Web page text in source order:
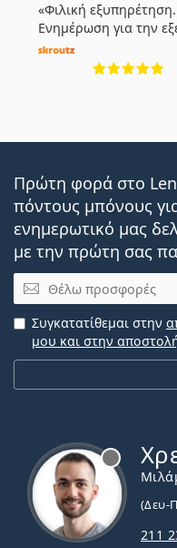
Φιλική
Ενημέρωση για την
Πρώτη φορά στο
πόντους μπόνους
ενημερωτικό μας
με την πρώτη σας
Email
Συγκατατίθεμαι στην
μου και στην
(Δευ-
211